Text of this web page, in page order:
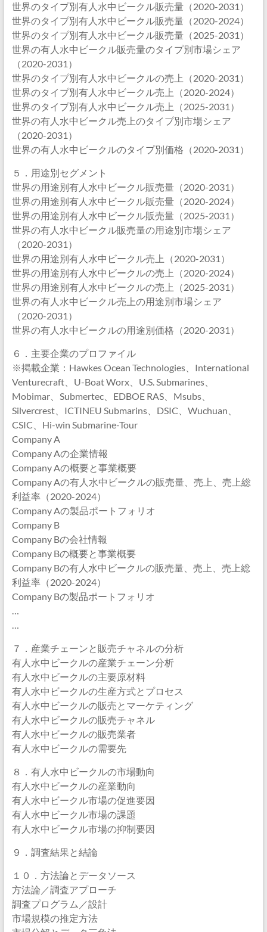
世界のタイプ別有人水中ビークル販売量（2020-2031）
世界のタイプ別有人水中ビークル販売量（2020-2024）
世界のタイプ別有人水中ビークル販売量（2025-2031）
世界の有人水中ビークル販売量のタイプ別市場シェア
（2020-2031）
世界のタイプ別有人水中ビークルの売上（2020-2031）
世界のタイプ別有人水中ビークル売上（2020-2024）
世界のタイプ別有人水中ビークル売上（2025-2031）
世界の有人水中ビークル売上のタイプ別市場シェア
（2020-2031）
世界の有人水中ビークルのタイプ別価格（2020-2031）
５．用途別セグメント
世界の用途別有人水中ビークル販売量（2020-2031）
世界の用途別有人水中ビークル販売量（2020-2024）
世界の用途別有人水中ビークル販売量（2025-2031）
世界の有人水中ビークル販売量の用途別市場シェア
（2020-2031）
世界の用途別有人水中ビークル売上（2020-2031）
世界の用途別有人水中ビークルの売上（2020-2024）
世界の用途別有人水中ビークルの売上（2025-2031）
世界の有人水中ビークル売上の用途別市場シェア
（2020-2031）
世界の有人水中ビークルの用途別価格（2020-2031）
６．主要企業のプロファイル
※掲載企業：Hawkes Ocean Technologies、International
Venturecraft、U-Boat Worx、U.S. Submarines、
Mobimar、Submertec、EDBOE RAS、Msubs、
Silvercrest、ICTINEU Submarins、DSIC、Wuchuan、
CSIC、Hi-win Submarine-Tour
Company A
Company Aの企業情報
Company Aの概要と事業概要
Company Aの有人水中ビークルの販売量、売上、売上総
利益率（2020-2024）
Company Aの製品ポートフォリオ
Company B
Company Bの会社情報
Company Bの概要と事業概要
Company Bの有人水中ビークルの販売量、売上、売上総
利益率（2020-2024）
Company Bの製品ポートフォリオ
…
…
７．産業チェーンと販売チャネルの分析
有人水中ビークルの産業チェーン分析
有人水中ビークルの主要原材料
有人水中ビークルの生産方式とプロセス
有人水中ビークルの販売とマーケティング
有人水中ビークルの販売チャネル
有人水中ビークルの販売業者
有人水中ビークルの需要先
８．有人水中ビークルの市場動向
有人水中ビークルの産業動向
有人水中ビークル市場の促進要因
有人水中ビークル市場の課題
有人水中ビークル市場の抑制要因
９．調査結果と結論
１０．方法論とデータソース
方法論／調査アプローチ
調査プログラム／設計
市場規模の推定方法